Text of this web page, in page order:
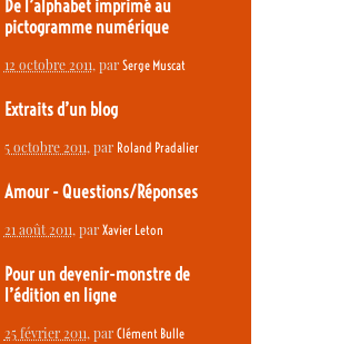
De l’alphabet imprimé au
pictogramme numérique
12 octobre 2011, par Serge Muscat
Extraits d’un blog
5 octobre 2011, par Roland Pradalier
Amour - Questions/Réponses
21 août 2011, par Xavier Leton
Pour un devenir-monstre de
l’édition en ligne
25 février 2011, par Clément Bulle